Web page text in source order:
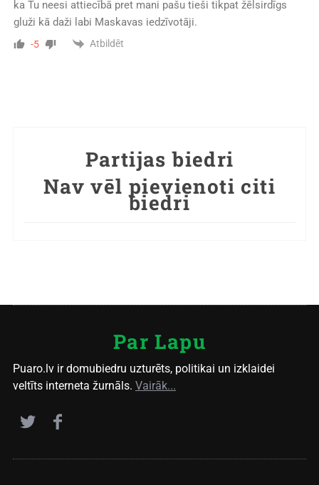
ka Tu neesi attiecībā pret mani pašu tieši tikpat žēlsirdīgs
gluži kā daži labi Maskavas iedzīvotāji.
-5 Atbildēt
Partijas biedri
Nav vēl pievienoti citi
biedri
Par Lapu
Puaro.lv ir domubiedru uzturēts, politikai un izklaidei
veltīts interneta žurnāls. Vairāk...